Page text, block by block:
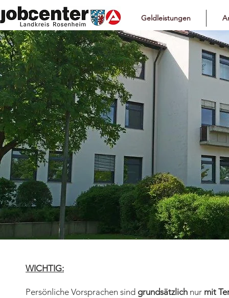
Geldleistungen
WICHTIG:
Persönliche Vorsprachen sind grundsätzlich nur mit